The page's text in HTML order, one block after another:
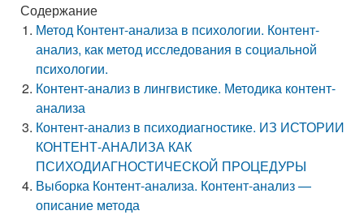
Содержание
Метод Контент-анализа в психологии. Контент-
анализ, как метод исследования в социальной
психологии.
Контент-анализ в лингвистике. Методика контент-
анализа
Контент-анализ в психодиагностике. ИЗ ИСТОРИИ
КОНТЕНТ-АНАЛИЗА КАК
ПСИХОДИАГНОСТИЧЕСКОЙ ПРОЦЕДУРЫ
Выборка Контент-анализа. Контент-анализ —
описание метода